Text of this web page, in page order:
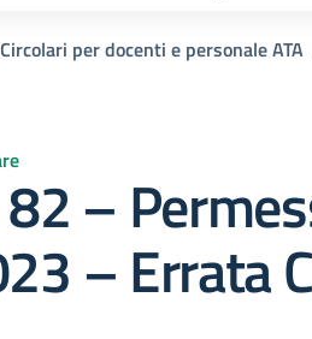
Circolari per docenti e personale ATA
–
– Errata